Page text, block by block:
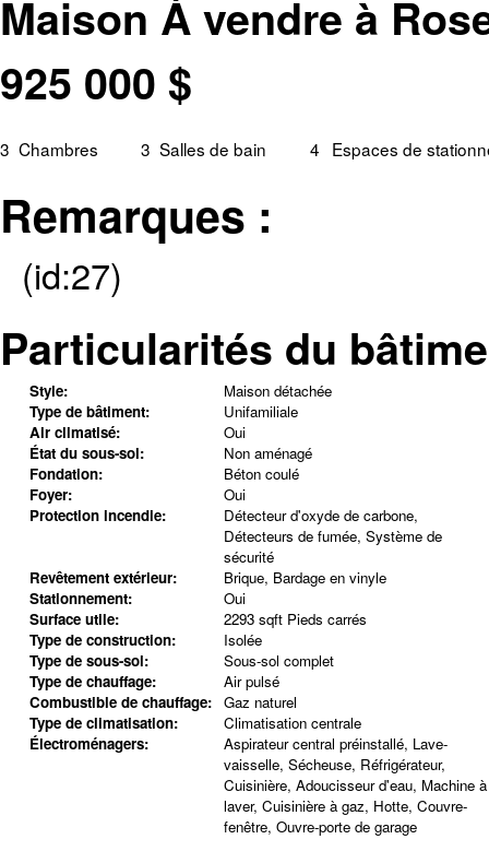
Maison À vendre à
925 000 $
3 Chambres 3 Salles de bain 4 Espaces de
Remarques :
(id:27)
Particularités du
Style:
Maison détachée
Type de bâtiment:
Unifamiliale
Air climatisé:
Oui
État du sous-sol:
Non aménagé
Fondation:
Béton coulé
Foyer:
Oui
Protection incendie:
Détecteur d'oxyde de carbone,
Détecteurs de fumée, Système de
sécurité
Revêtement extérieur:
Brique, Bardage en vinyle
Stationnement:
Oui
Surface utile:
2293 sqft Pieds carrés
Type de construction:
Isolée
Type de sous-sol:
Sous-sol complet
Type de chauffage:
Air pulsé
Combustible de chauffage: Gaz naturel
Type de climatisation:
Climatisation centrale
Électroménagers:
Aspirateur central préinstallé, Lave-
vaisselle, Sécheuse, Réfrigérateur,
Cuisinière, Adoucisseur d'eau, Machine à
laver, Cuisinière à gaz, Hotte, Couvre-
fenêtre, Ouvre-porte de garage